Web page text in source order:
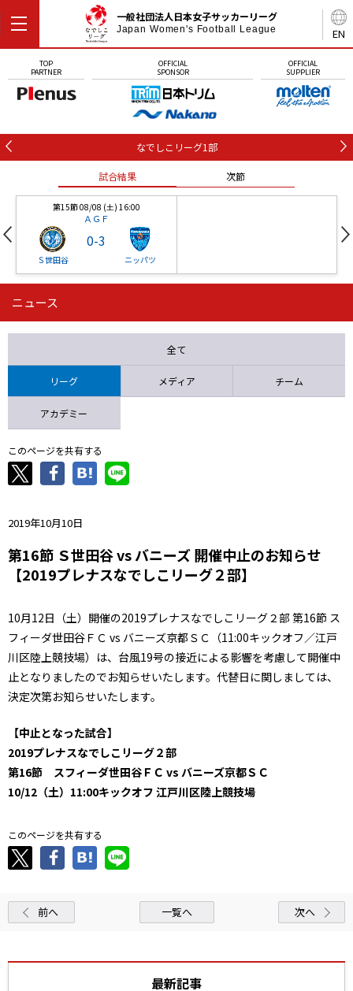
EN
一般社団法人日本女子サッカーリーグ
Japan Women's Football League
TOP
PARTNER
OFFICIAL
SPONSOR
OFFICIAL
SUPPLIER
なでしこリーグ1部
試合結果 次節
第15節 08/08 (土) 16:00
ＡＧＦ
Ｓ世田谷
0-3
ニッパツ
第16節 09/05 (土) 15:00
ニッパツ 石人の星
ニュース
全て
リーグ メディア チーム
アカデミー
このページを共有する
2019年10月10日
第16節 Ｓ世田谷 vs バニーズ 開催中止のお知らせ
【2019プレナスなでしこリーグ２部】
10月12日（土）開催の2019プレナスなでしこリーグ２部 第16節 ス
フィーダ世田谷ＦＣ vs バニーズ京都ＳＣ（11:00キックオフ／江戸
川区陸上競技場）は、台風19号の接近による影響を考慮して開催中
止となりましたのでお知らせいたします。代替日に関しましては、
決定次第お知らせいたします。
【中止となった試合】
2019プレナスなでしこリーグ２部
第16節 スフィーダ世田谷ＦＣ vs バニーズ京都ＳＣ
10/12（土）11:00キックオフ 江戸川区陸上競技場
このページを共有する
前へ 一覧へ 次へ
最新記事